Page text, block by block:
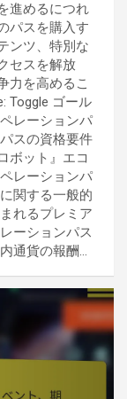
進めるにつれ
パスを購入す
ンツ、特別な
セスを解放
力を高めるこ
Toggle ゴール
レーションパ
スの資格要件
ボット』エコ
レーションパ
関する一般的
れるプレミア
ーションパス
通貨の報酬…